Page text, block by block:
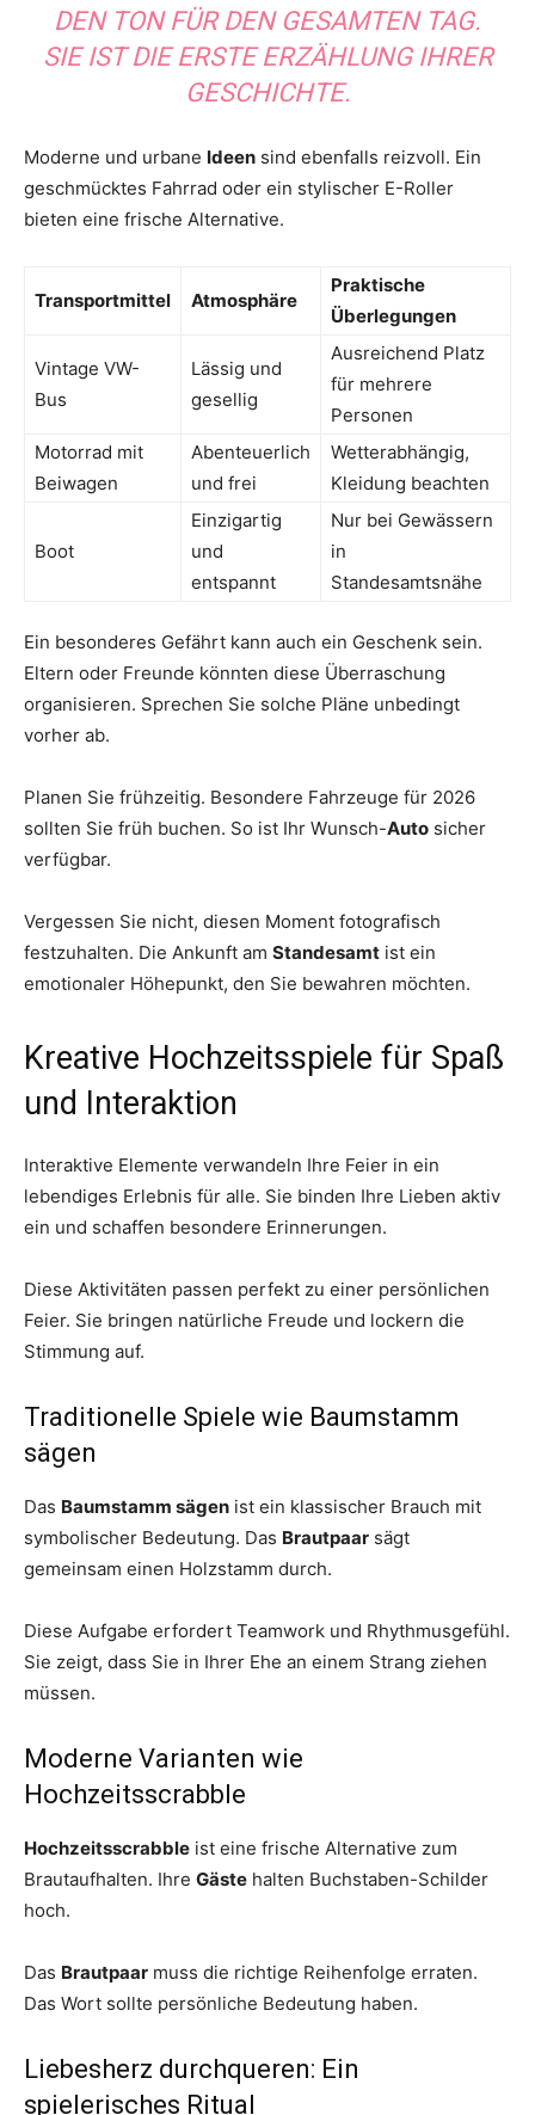
DEN TON FÜR DEN GESAMTEN TAG.
SIE IST DIE ERSTE ERZÄHLUNG IHRER
GESCHICHTE.
Moderne und urbane Ideen sind ebenfalls reizvoll. Ein
geschmücktes Fahrrad oder ein stylischer E-Roller
bieten eine frische Alternative.
Transportmittel Atmosphäre
Praktische
Überlegungen
Vintage VW-
Bus
Lässig und
gesellig
Ausreichend Platz
für mehrere
Personen
Motorrad mit
Beiwagen
Abenteuerlich
und frei
Wetterabhängig,
Kleidung beachten
Boot
Einzigartig
und
entspannt
Nur bei Gewässern
in
Standesamtsnähe
Ein besonderes Gefährt kann auch ein Geschenk sein.
Eltern oder Freunde könnten diese Überraschung
organisieren. Sprechen Sie solche Pläne unbedingt
vorher ab.
Planen Sie frühzeitig. Besondere Fahrzeuge für 2026
sollten Sie früh buchen. So ist Ihr Wunsch-Auto sicher
verfügbar.
Vergessen Sie nicht, diesen Moment fotografisch
festzuhalten. Die Ankunft am Standesamt ist ein
emotionaler Höhepunkt, den Sie bewahren möchten.
Kreative Hochzeitsspiele für Spaß
und Interaktion
Interaktive Elemente verwandeln Ihre Feier in ein
lebendiges Erlebnis für alle. Sie binden Ihre Lieben aktiv
ein und schaffen besondere Erinnerungen.
Diese Aktivitäten passen perfekt zu einer persönlichen
Feier. Sie bringen natürliche Freude und lockern die
Stimmung auf.
Traditionelle Spiele wie Baumstamm
sägen
Das Baumstamm sägen ist ein klassischer Brauch mit
symbolischer Bedeutung. Das Brautpaar sägt
gemeinsam einen Holzstamm durch.
Diese Aufgabe erfordert Teamwork und Rhythmusgefühl.
Sie zeigt, dass Sie in Ihrer Ehe an einem Strang ziehen
müssen.
Moderne Varianten wie
Hochzeitsscrabble
Hochzeitsscrabble ist eine frische Alternative zum
Brautaufhalten. Ihre Gäste halten Buchstaben-Schilder
hoch.
Das Brautpaar muss die richtige Reihenfolge erraten.
Das Wort sollte persönliche Bedeutung haben.
Liebesherz durchqueren: Ein
spielerisches Ritual